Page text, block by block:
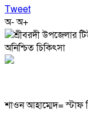
Tweet
অ-অ+
শাওন আহাম্মেদ= স্টাফ